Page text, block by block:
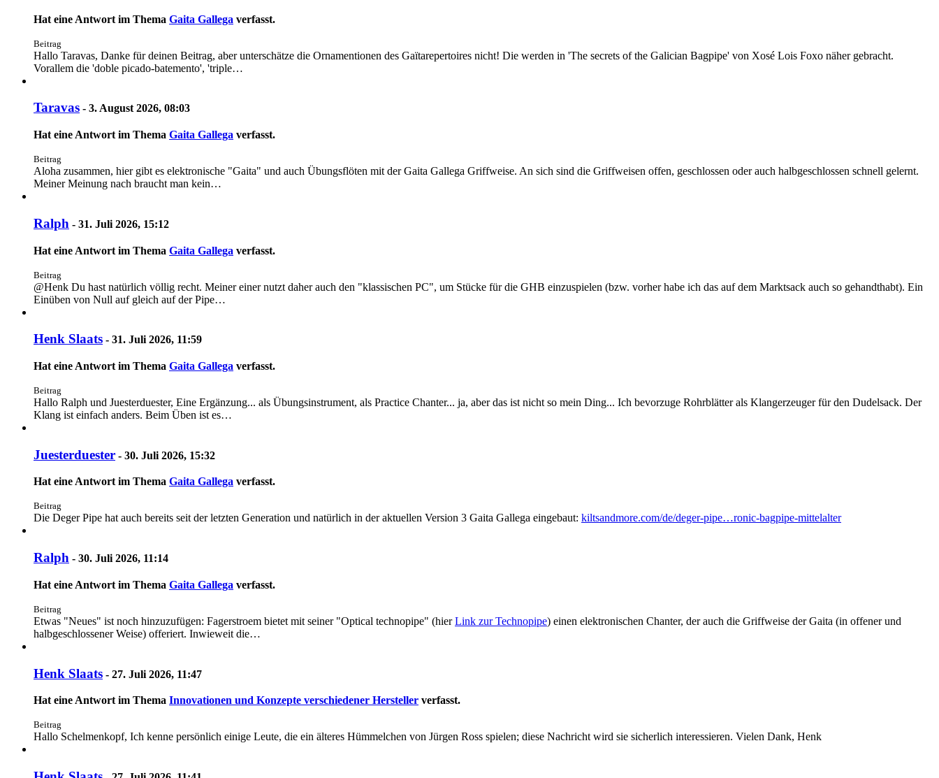
Hat eine Antwort im Thema Gaita Gallega verfasst.
Beitrag
Hallo Taravas, Danke für deinen Beitrag, aber unterschätze die Ornamentionen des Gaïtarepertoires nicht! Die werden in 'The secrets of the Galician Bagpipe' von Xosé Lois Foxo näher gebracht.
Vorallem die 'doble picado-batemento', 'triple…
Taravas - 3. August 2026, 08:03
Hat eine Antwort im Thema Gaita Gallega verfasst.
Beitrag
Aloha zusammen, hier gibt es elektronische "Gaita" und auch Übungsflöten mit der Gaita Gallega Griffweise. An sich sind die Griffweisen offen, geschlossen oder auch halbgeschlossen schnell gelernt.
Meiner Meinung nach braucht man kein…
Ralph - 31. Juli 2026, 15:12
Hat eine Antwort im Thema Gaita Gallega verfasst.
Beitrag
@Henk Du hast natürlich völlig recht. Meiner einer nutzt daher auch den "klassischen PC", um Stücke für die GHB einzuspielen (bzw. vorher habe ich das auf dem Marktsack auch so gehandthabt). Ein
Einüben von Null auf gleich auf der Pipe…
Henk Slaats - 31. Juli 2026, 11:59
Hat eine Antwort im Thema Gaita Gallega verfasst.
Beitrag
Hallo Ralph und Juesterduester, Eine Ergänzung... als Übungsinstrument, als Practice Chanter... ja, aber das ist nicht so mein Ding... Ich bevorzuge Rohrblätter als Klangerzeuger für den Dudelsack. Der
Klang ist einfach anders. Beim Üben ist es…
Juesterduester - 30. Juli 2026, 15:32
Hat eine Antwort im Thema Gaita Gallega verfasst.
Beitrag
Die Deger Pipe hat auch bereits seit der letzten Generation und natürlich in der aktuellen Version 3 Gaita Gallega eingebaut: kiltsandmore.com/de/deger-pipe…ronic-bagpipe-mittelalter
Ralph - 30. Juli 2026, 11:14
Hat eine Antwort im Thema Gaita Gallega verfasst.
Beitrag
Etwas "Neues" ist noch hinzuzufügen: Fagerstroem bietet mit seiner "Optical technopipe" (hierLink zur Technopipe) einen elektronischen Chanter, der auch die Griffweise der Gaita (in offener und
halbgeschlossener Weise) offeriert. Inwieweit die…
Henk Slaats - 27. Juli 2026, 11:47
Hat eine Antwort im Thema Innovationen und Konzepte verschiedener Hersteller verfasst.
Beitrag
Hallo Schelmenkopf, Ich kenne persönlich einige Leute, die ein älteres Hümmelchen von Jürgen Ross spielen; diese Nachricht wird sie sicherlich interessieren. Vielen Dank, Henk